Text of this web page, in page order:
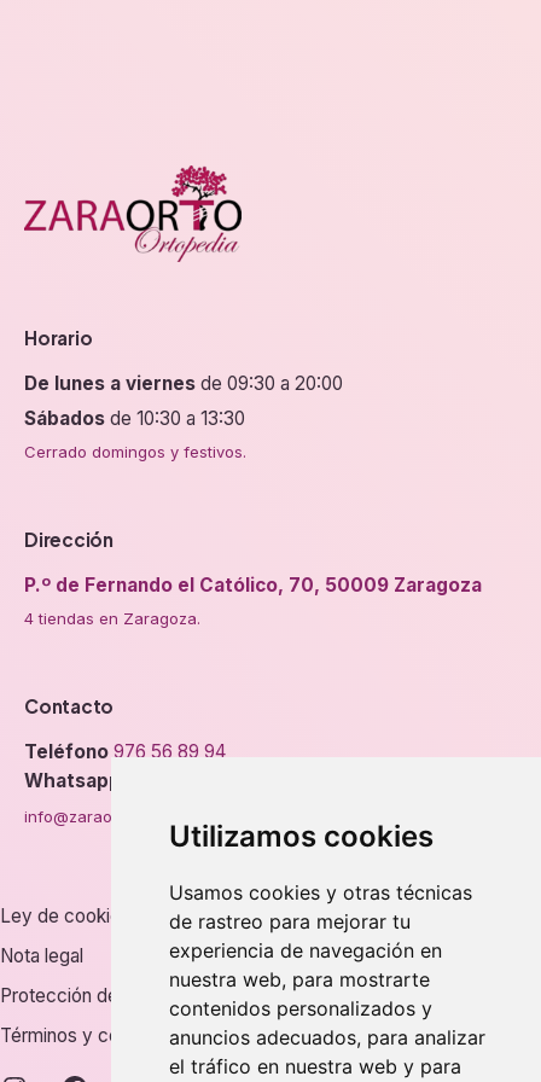
Utilizamos cookies
Usamos cookies y otras técnicas
de rastreo para mejorar tu
experiencia de navegación en
nuestra web, para mostrarte
contenidos personalizados y
anuncios adecuados, para analizar
el tráfico en nuestra web y para
Horario
De lunes a viernes de 09:30 a 20:00
Sábados de 10:30 a 13:30
Cerrado domingos y festivos.
Dirección
P.º de Fernando el Católico, 70, 50009 Zaragoza
4 tiendas en Zaragoza.
Contacto
Teléfono 976 56 89 94
Whatsapp
info@zaraorto.com
Ley de cookies
Nota legal
Protección de datos
Términos y condiciones